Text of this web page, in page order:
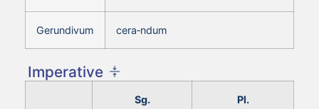
Gerundivum cera‑ndum
Imperative
Sg. Pl.